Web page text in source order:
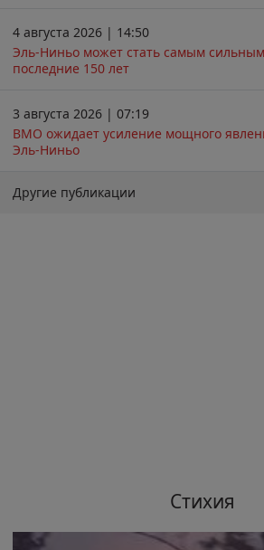
4 августа 2026 | 14:50
Эль-Ниньо может стать самым
последние 150 лет
3 августа 2026 | 07:19
ВМО ожидает усиление мощного
Эль-Ниньо
Другие публикации
Стихия